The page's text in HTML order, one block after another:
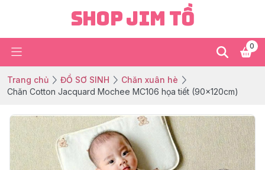
Shop Jim Tồ
0
Trang chủ ĐỒ SƠ SINH
Chăn xuân hè
Chăn Cotton Jacquard Mochee MC106 họa tiết (90x120cm)